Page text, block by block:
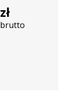
zł
brutto